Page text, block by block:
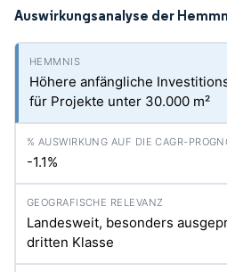
Auswirkungsanalyse der
Höhere anfängliche
für Projekte unter 30.000 m²
-1.1%
Landesweit, besonders
dritten Klasse